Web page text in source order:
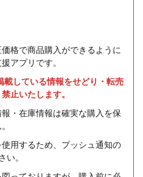
格で商品購入ができるように
アプリです。
載している情報をせどり・転売
止いたします。
・在庫情報は確実な購入を保
用するため、プッシュ通知の
い。